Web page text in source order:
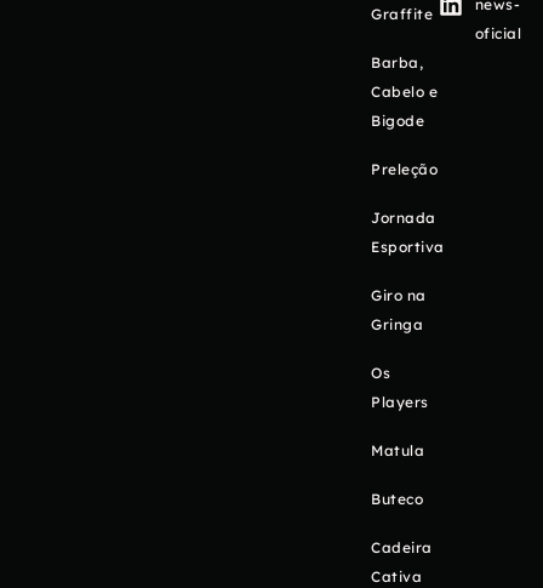
Graffite
Barba,
Cabelo e
Bigode
Preleção
Jornada
Esportiva
Giro na
Gringa
Os
Players
Matula
Buteco
Cadeira
Cativa
news-
oficial